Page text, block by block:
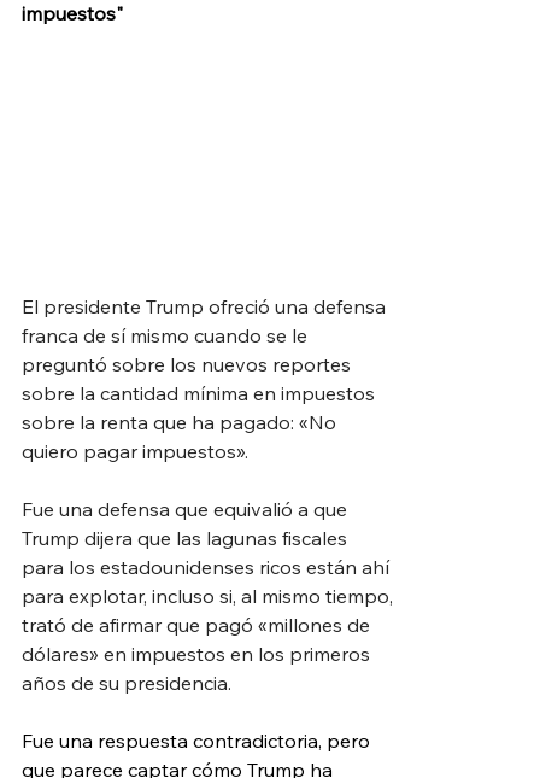
impuestos"
El presidente Trump ofreció una defensa
franca de sí mismo cuando se le
preguntó sobre los nuevos reportes
sobre la cantidad mínima en impuestos
sobre la renta que ha pagado: «No
quiero pagar impuestos».
Fue una defensa que equivalió a que
Trump dijera que las lagunas fiscales
para los estadounidenses ricos están ahí
para explotar, incluso si, al mismo tiempo,
trató de afirmar que pagó «millones de
dólares» en impuestos en los primeros
años de su presidencia.
Fue una respuesta contradictoria, pero
que parece captar cómo Trump ha